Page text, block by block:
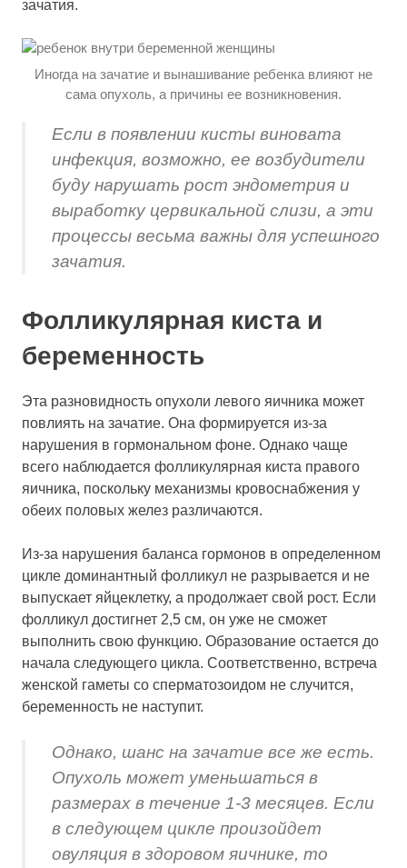
зачатия.
Иногда на зачатие и вынашивание ребенка влияют не
сама опухоль, а причины ее возникновения.
Если в появлении кисты виновата
инфекция, возможно, ее возбудители
буду нарушать рост эндометрия и
выработку цервикальной слизи, а эти
процессы весьма важны для успешного
зачатия.
Фолликулярная киста и
беременность
Эта разновидность опухоли левого яичника может
повлиять на зачатие. Она формируется из-за
нарушения в гормональном фоне. Однако чаще
всего наблюдается фолликулярная киста правого
яичника, поскольку механизмы кровоснабжения у
обеих половых желез различаются.
Из-за нарушения баланса гормонов в определенном
цикле доминантный фолликул не разрывается и не
выпускает яйцеклетку, а продолжает свой рост. Если
фолликул достигнет 2,5 см, он уже не сможет
выполнить свою функцию. Образование остается до
начала следующего цикла. Соответственно, встреча
женской гаметы со сперматозоидом не случится,
беременность не наступит.
Однако, шанс на зачатие все же есть.
Опухоль может уменьшаться в
размерах в течение 1-3 месяцев. Если
в следующем цикле произойдет
овуляция в здоровом яичнике, то